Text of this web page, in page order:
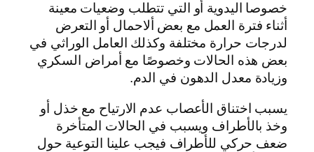
خصوصا اليدوية أو التي تتطلب وضعيات معينة
أثناء فترة العمل مع بعض ألاحمال أو التعرض
لدرجات حرارة مختلفة وكذلك العامل الوراثي في
بعض هذه الحالات وخصوصًا مع أمراض السكري
وزيادة معدل الدهون في الدم.
يسبب اختناق الأعصاب عدم الارتياح مع خذل أو
وخذ بالأطراف ويسبب في الحالات المتأخرة
ضعف حركي للأطراف فيجب علينا التوعية حول